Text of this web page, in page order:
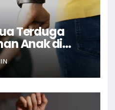
Terduga
Anak di
Polisi